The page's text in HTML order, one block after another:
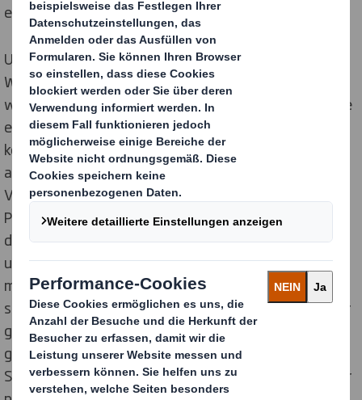
einhalten.
Unsere oberste Priorität bei der
Wasserbewirtschaftung ist die Qualität. Bei DS Smith
werden mehr als 80 % des Wassers, das wir für unsere
eigenen Zwecke entnehmen, über unsere eigene oder
kommunale Abwasseraufbereitung wieder
aufbereitet. Das restliche Wasser geht durch
Verdunstung während des
Papierherstellungsprozesses oder durch Verdünnung
der Stärke verloren. Der größte Wasserverbraucher in
unserem Unternehmen ist die Papiersparte, in der wir
mit Hilfe von Abwasseraufbereitungssystemen
sicherstellen, dass das von uns eingeleitete Abwasser
gereinigt und ökologisch unbedenklich ist und alle
gesetzlichen Anforderungen erfüllt. An allen unseren
Standorten werden die CSB-, BSB- und AOX-Werte, der